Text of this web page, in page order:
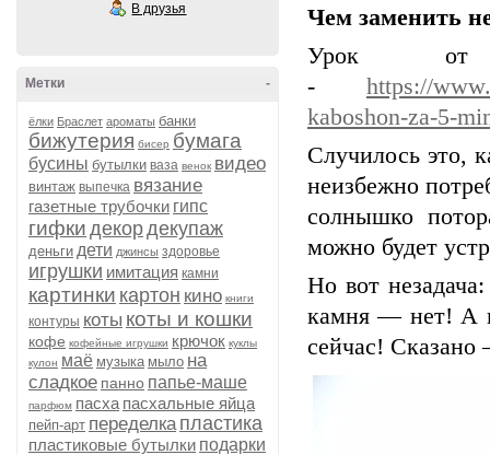
В друзья
-
Метки
ёлки Браслет ароматы банки
бижутерия бисер бумага
бусины бутылки ваза венок видео
винтаж выпечка вязание
газетные трубочки гипс
гифки декордекупаж
деньги дети джинсы здоровье
игрушки имитация камни
картинки картон кино книги
контуры коты коты и кошки
кофе кофейные игрушки крючок куклы
кулон маё музыка мыло на
сладкое панно папье-маше
парфюм пасха пасхальные яйца
пейп-арт переделка пластика
пластиковые бутылки подарки
Чем заменить
Урок от
- https://
kaboshon-za-5-
Случилось это,
неизбежно
солнышко
можно будет
Но вот
камня — нет! А
сейчас!